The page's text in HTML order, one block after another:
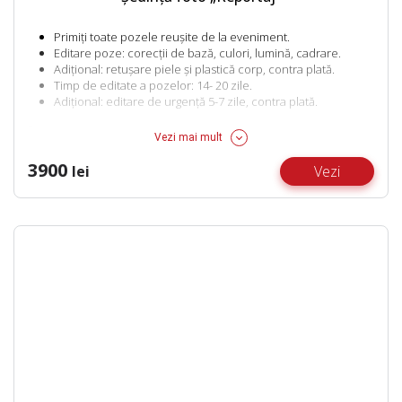
Primiți toate pozele reușite de la eveniment.
Editare poze: corecții de bază, culori, lumină, cadrare.
Adițional: retușare piele și plastică corp, contra plată.
Timp de editate a pozelor: 14- 20 zile.
Adițional: editare de urgență 5-7 zile, contra plată.
Botezul/ Cununia Religioasă: 3900 lei – 1 oră
Pentru orele suplimentare 1900 lei/ora
Vezi mai mult
3900 lei Vezi